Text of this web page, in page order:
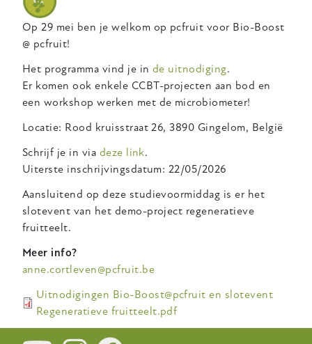
Op 29 mei ben je welkom op pcfruit voor Bio-Boost
@ pcfruit!
Het programma vind je in de uitnodiging.
Er komen ook enkele CCBT-projecten aan bod en
een workshop werken met de microbiometer!
Locatie: Rood kruisstraat 26, 3890 Gingelom, België
Schrijf je in via deze link.
Uiterste inschrijvingsdatum: 22/05/2026
Aansluitend op deze studievoormiddag is er het
slotevent van het demo-project regeneratieve
fruitteelt.
Meer info?
anne.cortleven@pcfruit.be
Uitnodigingen Bio-Boost@pcfruit en slotevent
Regeneratieve fruitteelt.pdf